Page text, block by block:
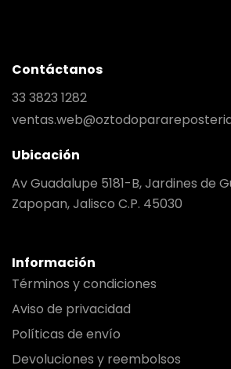
Contáctanos
33 3823 1282
Ubicación
Av Guadalupe 5181-B, Jardines de
Zapopan, Jalisco C.P. 45030
Información
Términos y condiciones
Aviso de privacidad
Políticas de envío
Devoluciones y reembolsos